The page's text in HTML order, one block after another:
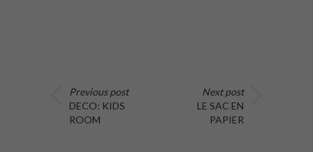
Previous post
DECO: KIDS
ROOM
Next post
LE SAC EN
PAPIER